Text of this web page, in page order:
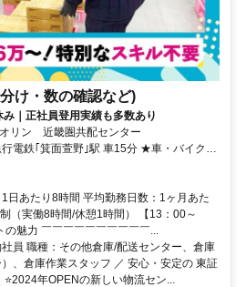
け・数の確認など)
み｜正社員登用実績も多数あり
リン 近畿圏共配センター
電鉄｢箕面萱野｣駅 車15分 ★車・バイク通
無料
日あたり8時間 平均勤務日数：1ヶ月あた
（実働8時間/休憩1時間） 【13：00～
魅力 ￣￣￣￣￣￣￣￣￣￣...
員 職種：その他倉庫/配送センター、倉庫
、倉庫作業スタッフ ／ 安心・安定の 東証
年OPENの新しい物流セン...